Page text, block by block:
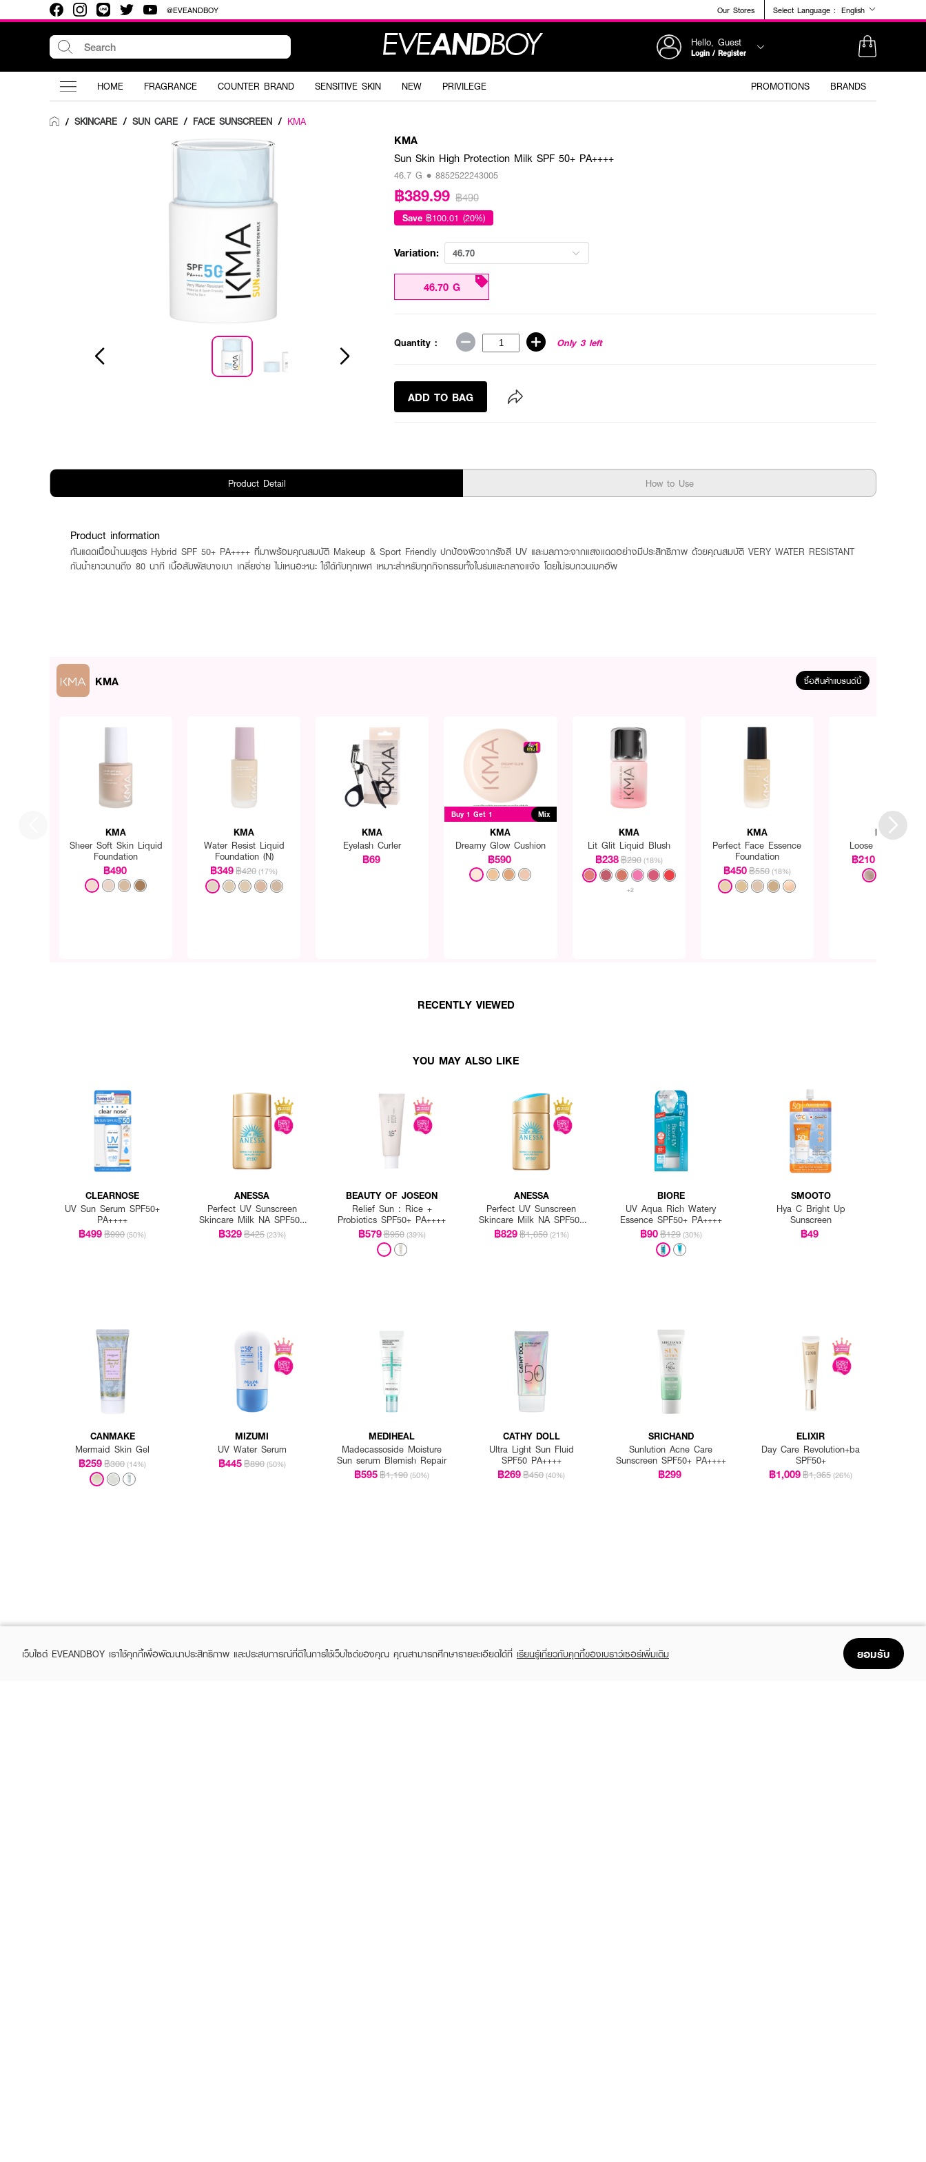
@EVEANDBOY Our Stores Select Language : English
Hello, Guest
Login / Register
HOME FRAGRANCE COUNTER BRAND SENSITIVE SKIN NEW PRIVILEGE PROMOTIONS BRANDS
/ SKINCARE / SUN CARE / FACE SUNSCREEN / KMA
KMA
Sun Skin High Protection Milk SPF 50+ PA++++
46.7 G • 8852522243005
฿389.99 ฿490
Save ฿100.01 (20%)
Variation: 46.70
46.70 G
Quantity : Only 3 left
ADD TO BAG
Product Detail How to Use
Product information
กันแดดเนื้อน้ำนมสูตร Hybrid SPF 50+ PA++++ ที่มาพร้อมคุณสมบัติ Makeup & Sport Friendly ปกป้องผิวจากรังสี UV และมลภาวะจากแสงแดดอย่างมีประสิทธิภาพ ด้วยคุณสมบัติ VERY WATER RESISTANT
กันน้ำยาวนานถึง 80 นาที เนื้อสัมผัสบางเบา เกลี่ยง่าย ไม่เหนอะหนะ ใช้ได้กับทุกเพศ เหมาะสำหรับทุกกิจกรรมทั้งในร่มและกลางแจ้ง โดยไม่รบกวนเมคอัพ
KMA ซื้อสินค้าแบรนด์นี้
KMA
Sheer Soft Skin Liquid
Foundation
฿490
KMA
Water Resist Liquid
Foundation (N)
฿349฿420 (17%)
KMA
Eyelash Curler
฿69
Buy 1 Get 1 Mix
KMA
Dreamy Glow Cushion
฿590
KMA
Lit Glit Liquid Blush
฿238฿290 (18%)
+2
KMA
Perfect Face Essence
Foundation
฿450฿550 (18%)
KMA
Loose Powder (N)
฿210
RECENTLY VIEWED
YOU MAY ALSO LIKE
CLEARNOSE
UV Sun Serum SPF50+
PA++++
฿499฿990 (50%)
ANESSA
Perfect UV Sunscreen
Skincare Milk NA SPF50+
PA++++
฿329฿425 (23%)
BEAUTY OF JOSEON
Relief Sun : Rice +
Probiotics SPF50+ PA++++
฿579฿950 (39%)
ANESSA
Perfect UV Sunscreen
Skincare Milk NA SPF50+
PA++++
฿829฿1,050 (21%)
BIORE
UV Aqua Rich Watery
Essence SPF50+ PA++++
฿90฿129 (30%)
SMOOTO
Hya C Bright Up
Sunscreen
฿49
CANMAKE
Mermaid Skin Gel
฿259฿300 (14%)
MIZUMI
UV Water Serum
฿445฿890 (50%)
MEDIHEAL
Madecassoside Moisture
Sun serum Blemish Repair
฿595฿1,190 (50%)
CATHY DOLL
Ultra Light Sun Fluid
SPF50 PA++++
฿269฿450 (40%)
SRICHAND
Sunlution Acne Care
Sunscreen SPF50+ PA++++
฿299
ELIXIR
Day Care Revolution+ba
SPF50+
฿1,009฿1,365 (26%)
เว็บไซต์ EVEANDBOY เราใช้คุกกี้เพื่อพัฒนาประสิทธิภาพ และประสบการณ์ที่ดีในการใช้เว็บไซต์ของคุณ คุณสามารถศึกษารายละเอียดได้ที่ เรียนรู้เกี่ยวกับคุกกี้ของเบราว์เซอร์เพิ่มเติม ยอมรับ